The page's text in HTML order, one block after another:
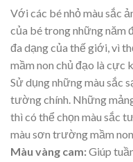
Với các bé nhỏ màu sắc
của bé trong những năm
đa dạng của thế giới, vì
mầm non chủ đạo là cực
Sử dụng những màu sắc
tường chính. Những
thì có thể chọn màu sắc
màu sơn trường mầm
Màu vàng cam:Giúp